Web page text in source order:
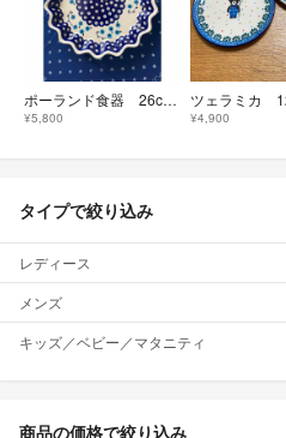
ポーランド食器 26cm波型オーブンディッシュ
¥5,800 ¥4,900
タイプで絞り込み
レディース
メンズ
キッズ／ベビー／マタニティ
商品の価格で絞り込み